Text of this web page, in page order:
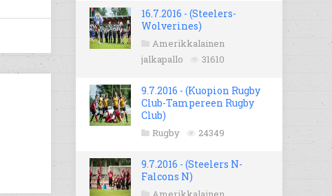
16.7.2016 - (Steelers-
Wolverines)
Amerikkalainen
jalkapallo
31610
9.7.2016 - (Kuopion Rugby
Club-Tampereen Rugby
Club)
Rugby 24349
9.7.2016 - (Steelers N-
Falcons N)